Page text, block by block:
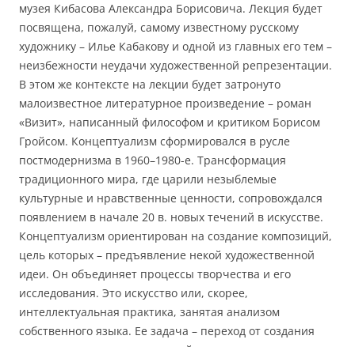
музея Кибасова Александра Борисовича. Лекция будет
посвящена, пожалуй, самому известному русскому
художнику – Илье Кабакову и одной из главных его тем –
неизбежности неудачи художественной репрезентации.
В этом же контексте на лекции будет затронуто
малоизвестное литературное произведение – роман
«Визит», написанный философом и критиком Борисом
Гройсом. Концептуализм сформировался в русле
постмодернизма в 1960–1980-е. Трансформация
традиционного мира, где царили незыблемые
культурные и нравственные ценности, сопровождался
появлением в начале 20 в. новых течений в искусстве.
Концептуализм ориентирован на создание композиций,
цель которых – предъявление некой художественной
идеи. Он объединяет процессы творчества и его
исследования. Это искусство или, скорее,
интеллектуальная практика, занятая анализом
собственного языка. Ее задача – переход от создания